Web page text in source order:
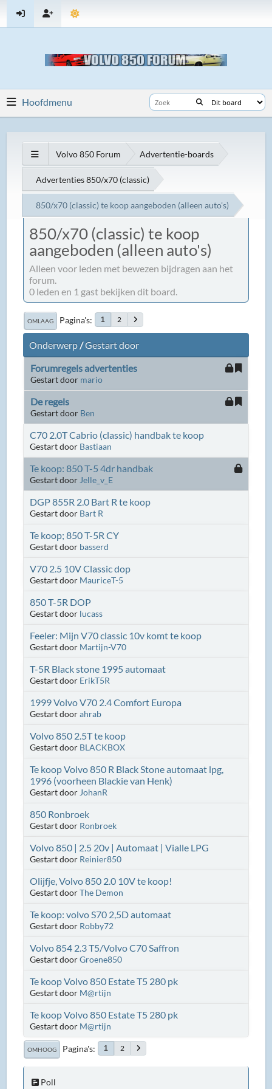
Hoofdmenu
Volvo 850 Forum Advertentie-boards
Advertenties 850/x70 (classic)
850/x70 (classic) te koop aangeboden (alleen auto's)
850/x70 (classic) te koop
aangeboden (alleen auto's)
Alleen voor leden met bewezen bijdragen aan het
forum.
0 leden en 1 gast bekijken dit board.
OMLAAG Pagina's 1 2
Onderwerp/Gestart door
Forumregels advertenties
Gestart door mario
De regels
Gestart door Ben
C70 2.0T Cabrio (classic) handbak te koop
Gestart door Bastiaan
Te koop: 850 T-5 4dr handbak
Gestart door Jelle_v_E
DGP 855R 2.0 Bart R te koop
Gestart door Bart R
Te koop; 850 T-5R CY
Gestart door basserd
V70 2.5 10V Classic dop
Gestart door MauriceT-5
850 T-5R DOP
Gestart door lucass
Feeler: Mijn V70 classic 10v komt te koop
Gestart door Martijn-V70
T-5R Black stone 1995 automaat
Gestart door ErikT5R
1999 Volvo V70 2.4 Comfort Europa
Gestart doorahrab
Volvo 850 2.5T te koop
Gestart door BLACKBOX
Te koop Volvo 850 R Black Stone automaat lpg,
1996 (voorheen Blackie van Henk)
Gestart door JohanR
850 Ronbroek
Gestart door Ronbroek
Volvo 850 | 2.5 20v | Automaat | Vialle LPG
Gestart door Reinier850
Olijfje, Volvo 850 2.0 10V te koop!
Gestart doorThe Demon
Te koop: volvo S70 2,5D automaat
Gestart door Robby72
Volvo 854 2.3 T5/Volvo C70 Saffron
Gestart doorGroene850
Te koop Volvo 850 Estate T5 280 pk
Gestart door M@rtijn
Te koop Volvo 850 Estate T5 280 pk
Gestart door M@rtijn
OMHOOG Pagina's 1 2
Poll